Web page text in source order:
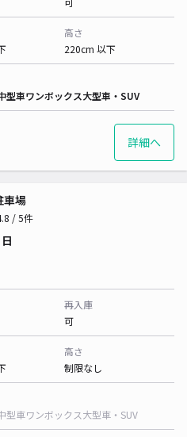
高さ
220cm 以下
型車ワンボックス大型車・SUV
詳細へ
車場
/ 5件
再入庫
可
高さ
制限なし
型車ワンボックス大型車・SUV